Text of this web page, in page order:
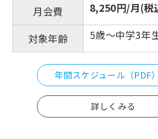
月会費
8,250円/月(税
対象年齢 5歳～中学3年
年間スケジュール（PDF）
詳しくみる